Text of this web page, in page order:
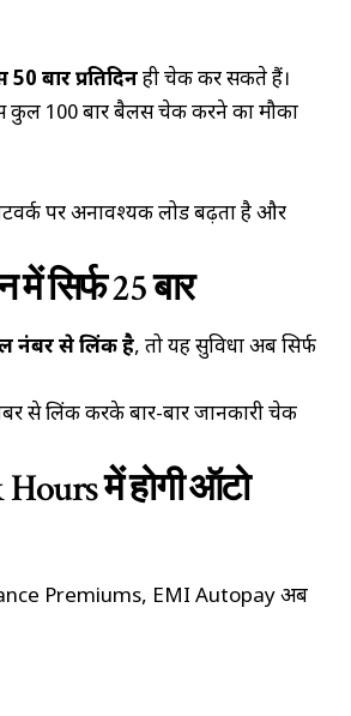
बार प्रतिदिनही चेक कर सकते हैं।
100 बार बैलेंस चेक करने का मौका
पर अनावश्यक लोड बढ़ता है और
सिर्फ 25 बार
नंबर से लिंक है, तो यह सुविधा अब सिर्फ
से लिंक करके बार-बार जानकारी चेक
में होगी ऑटो
Premiums, EMI Autopay अब